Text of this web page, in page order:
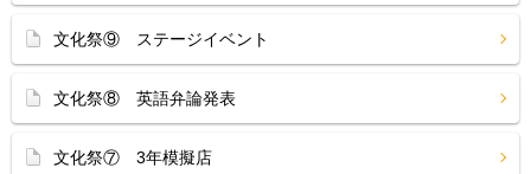
文化祭⑨ ステージイベント
文化祭⑧ 英語弁論発表
文化祭⑦ 3年模擬店